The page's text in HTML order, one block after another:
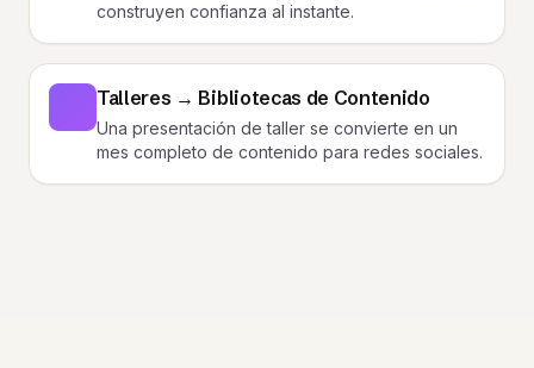
construyen confianza al instante.
Talleres → Bibliotecas de Contenido
Una presentación de taller se convierte en un
mes completo de contenido para redes sociales.